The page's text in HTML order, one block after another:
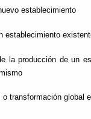
establecimiento
establecimiento
la producción de un
o transformación global